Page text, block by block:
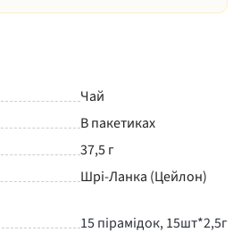
Чай
В пакетиках
37,5 г
Шрі-Ланка (Цейлон)
15 пірамідок, 15шт*2,5г